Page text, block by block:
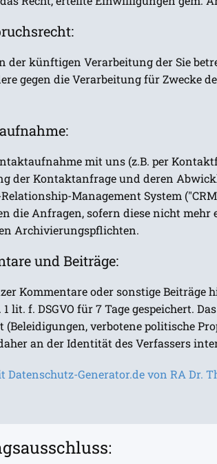
der künftigen Verarbeitung der Sie
gegen die Verarbeitung für Zwecke
mit uns (z.B. per
der Kontaktanfrage und deren
Management System
die Anfragen, sofern diese nicht
Archivierungspflichten.
und Beiträge:
Kommentare oder sonstige Beiträge
1 lit. f. DSGVO für 7 Tage gespeichert.
(Beleidigungen, verbotene politische
an der Identität des Verfassers
Datenschutz-Generator.de von RA Dr.